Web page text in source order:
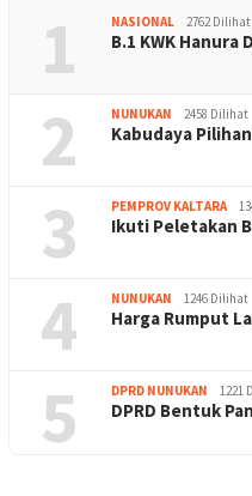
1 NASIONAL 2762 Dilihat
B.1 KWK
2 NUNUKAN 2458 Dilihat
Kabudaya
3 PEMPROV KALTARA
Ikuti Peletakan
4 NUNUKAN 1246 Dilihat
Harga Rumput
5 DPRD NUNUKAN 1221
DPRD Bentuk